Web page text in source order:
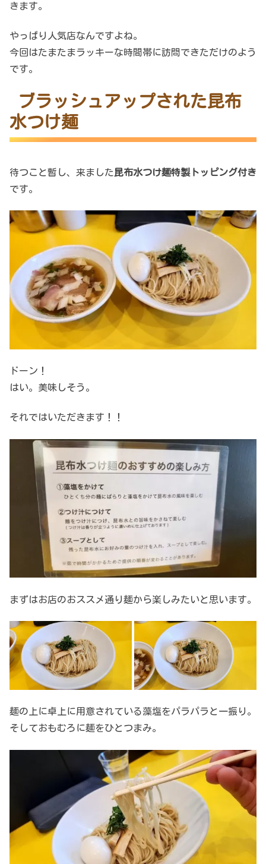
きます。
やっぱり人気店なんですよね。
今回はたまたまラッキーな時間帯に訪問できただけのよう
です。
ブラッシュアップされた昆布
水つけ麺
待つこと暫し、来ました 昆布水つけ麺特製トッピング付き
です。
ドーン！
はい。美味しそう。
それではいただきます！！
まずはお店のおススメ通り麺から楽しみたいと思います。
麺の上に卓上に用意されている藻塩をパラパラと一振り。
そしておもむろに麺をひとつまみ。